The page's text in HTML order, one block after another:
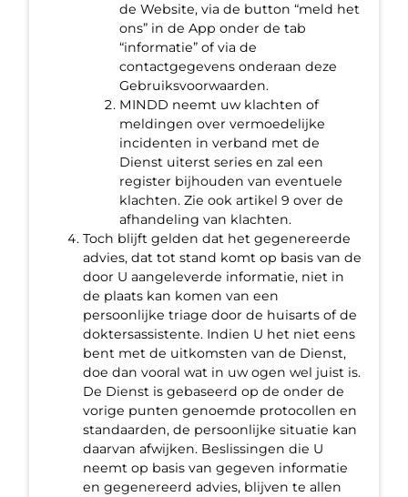
de Website, via de button “meld het
ons” in de App onder de tab
“informatie” of via de
contactgegevens onderaan deze
Gebruiksvoorwaarden.
MINDD neemt uw klachten of
meldingen over vermoedelijke
incidenten in verband met de
Dienst uiterst series en zal een
register bijhouden van eventuele
klachten. Zie ook artikel 9 over de
afhandeling van klachten.
Toch blijft gelden dat het gegenereerde
advies, dat tot stand komt op basis van de
door U aangeleverde informatie, niet in
de plaats kan komen van een
persoonlijke triage door de huisarts of de
doktersassistente. Indien U het niet eens
bent met de uitkomsten van de Dienst,
doe dan vooral wat in uw ogen wel juist is.
De Dienst is gebaseerd op de onder de
vorige punten genoemde protocollen en
standaarden, de persoonlijke situatie kan
daarvan afwijken. Beslissingen die U
neemt op basis van gegeven informatie
en gegenereerd advies, blijven te allen